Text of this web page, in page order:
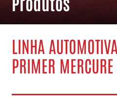
LINHA
PRIMER MERCURE